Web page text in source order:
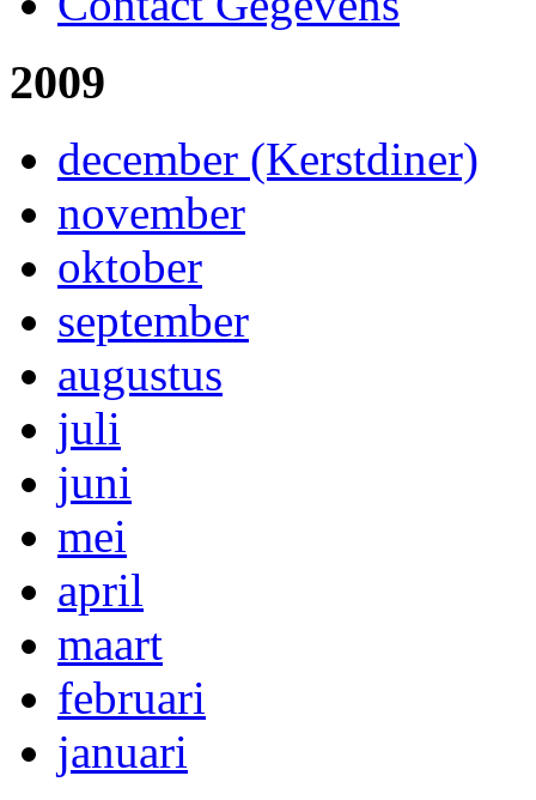
2009
december (Kerstdiner)
november
oktober
september
augustus
juli
juni
mei
april
maart
februari
januari